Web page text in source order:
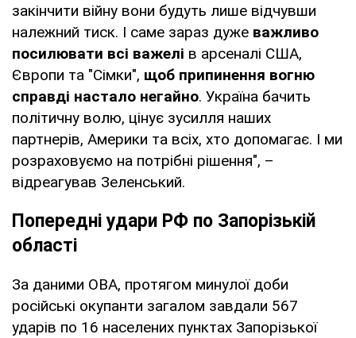
закінчити війну вони будуть лише відчувши
належний тиск. І саме зараз дуже важливо
посилювати всі важелі в арсеналі США,
Європи та "Сімки", щоб припинення вогню
справді настало негайно. Україна бачить
політичну волю, цінує зусилля наших
партнерів, Америки та всіх, хто допомагає. І ми
розраховуємо на потрібні рішення", –
відреагував Зеленський.
Попередні удари РФ по Запорізькій
області
За даними ОВА, протягом минулої доби
російські окупанти загалом завдали 567
ударів по 16 населених пунктах Запорізької